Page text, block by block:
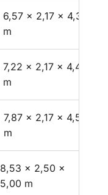
6,57 x 2,17 x 4,30
m
7,22 x 2,17 x 4,43
m
7,87 x 2,17 x 4,56
m
8,53 x 2,50 x
5,00 m